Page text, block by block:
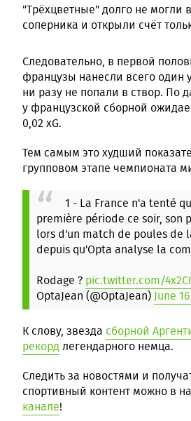
"Трёхцветные" долго не могли
соперника и открыли счёт
Следовательно, в первой
французы нанесли всего один
ни разу не попали в створ. По
у французской сборной
0,02 xG.
Тем самым это худший
групповом этапе чемпионата
1 - La France n'a tenté
première période ce soir, son
lors d'un match de poules de
depuis qu'Opta analyse la
Rodage ? pic.twitter.com/
OptaJean (@OptaJean)June
К слову, звезда сборной
рекордлегендарного немца.
Следить за новостями и
спортивный контент можно в
канале!